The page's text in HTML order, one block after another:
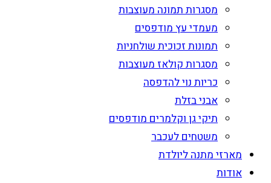
מסגרות תמונה מעוצבות
מעמדי עץ מודפסים
תמונות זכוכית שולחניות
מסגרות קולאז מעוצבות
כריות נוי להדפסה
אבני בזלת
תיקי גן וקלמרים מודפסים
משטחים לעכבר
מארזי מתנה ליולדת
אודות